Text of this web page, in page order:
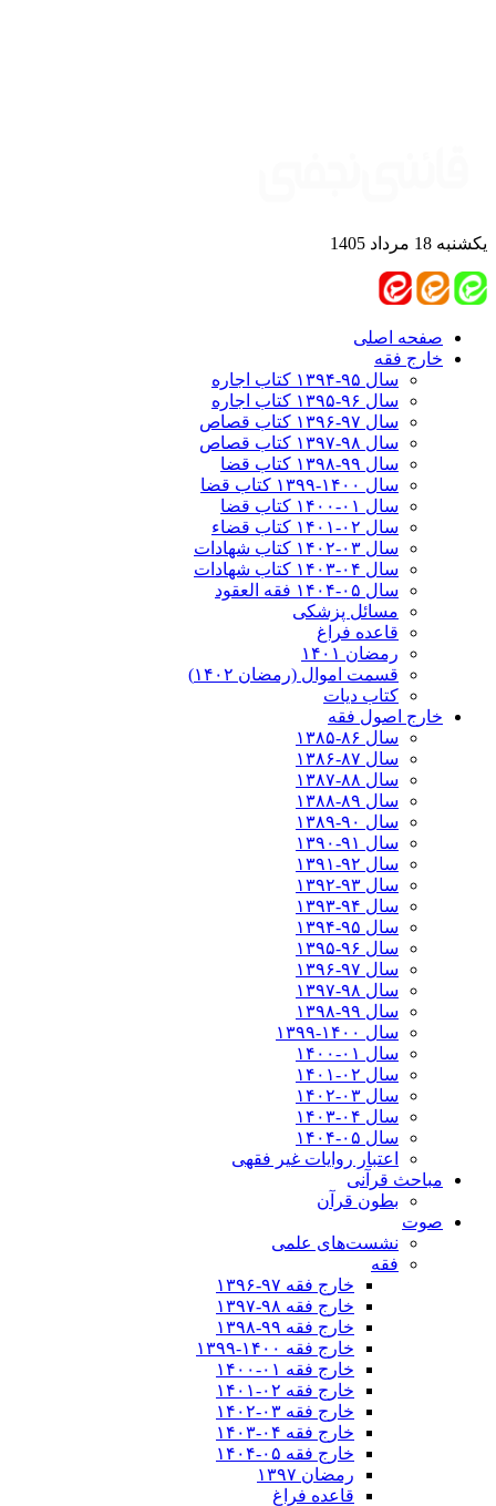
یکشنبه 18 مرداد 1405
صفحه اصلی
خارج فقه
سال ۹۵-۱۳۹۴ کتاب اجاره
سال ۹۶-۱۳۹۵ کتاب اجاره
سال ۹۷-۱۳۹۶ کتاب قصاص
سال ۹۸-۱۳۹۷ کتاب قصاص
سال ۹۹-۱۳۹۸‍ کتاب قضا
سال ۱۴۰۰-۱۳۹۹ کتاب قضا
سال ۰۱-۱۴۰۰ کتاب قضا
سال ۰۲-۱۴۰۱ کتاب قضاء
سال ۰۳-۱۴۰۲ کتاب شهادات
سال ۰۴-۱۴۰۳ کتاب شهادات
سال ۰۵-۱۴۰۴ فقه العقود
مسائل پزشکی
قاعده فراغ
رمضان ۱۴۰۱
قسمت اموال (رمضان ۱۴۰۲)
کتاب دیات
خارج اصول فقه
سال ۸۶-۱۳۸۵
سال ۸۷-۱۳۸۶
سال ۸۸-۱۳۸۷
سال ۸۹-۱۳۸۸
سال ۹۰-۱۳۸۹
سال ۹۱-۱۳۹۰
سال ۹۲-۱۳۹۱
سال ۹۳-۱۳۹۲
سال ۹۴-۱۳۹۳
سال ۹۵-۱۳۹۴
سال ۹۶-۱۳۹۵
سال ۹۷-۱۳۹۶
سال ۹۸-۱۳۹۷
سال ۹۹-۱۳۹۸‍
سال ۱۴۰۰-۱۳۹۹
سال ۰۱-۱۴۰۰
سال ۰۲-۱۴۰۱
سال ۰۳-۱۴۰۲
سال ۰۴-۱۴۰۳
سال ۰۵-۱۴۰۴
اعتبار روایات غیر فقهی
مباحث قرآنی
بطون قرآن
صوت
نشست‌های علمی
فقه
خارج فقه ۹۷-۱۳۹۶
خارج فقه ۹۸-۱۳۹۷
خارج فقه ۹۹-۱۳۹۸
خارج فقه ۱۴۰۰-۱۳۹۹
خارج فقه ۰۱-۱۴۰۰
خارج فقه ۰۲-۱۴۰۱
خارج فقه ۰۳-۱۴۰۲
خارج فقه ۰۴-۱۴۰۳
خارج فقه ۰۵-۱۴۰۴
رمضان ۱۳۹۷
قاعده فراغ